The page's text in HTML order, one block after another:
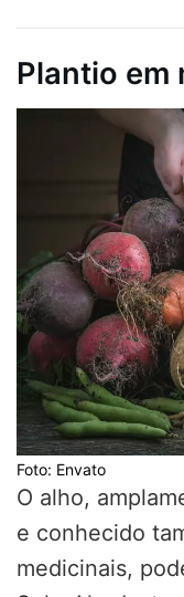
Plantio em
Foto: Envato
O alho,
e conhecido
medicinais,